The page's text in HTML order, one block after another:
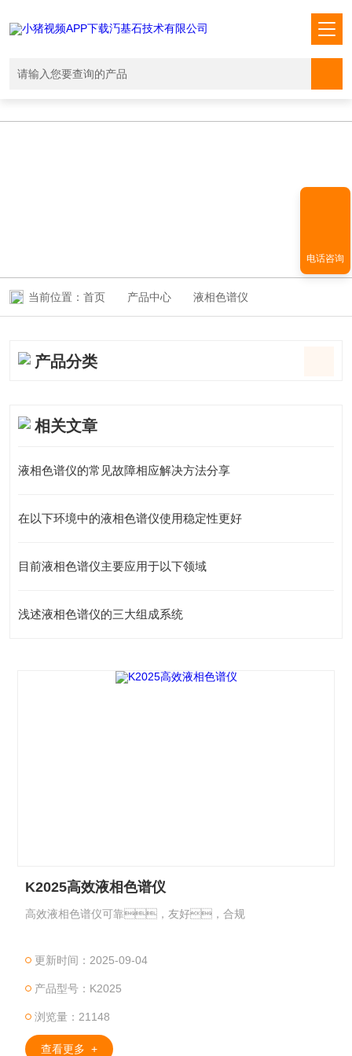
当前位置： 首页 产品中心 液相色谱仪
产品分类
相关文章
液相色谱仪的常见故障相应解决方法分享
在以下环境中的液相色谱仪使用稳定性更好
目前液相色谱仪主要应用于以下领域
浅述液相色谱仪的三大组成系统
K2025高效液相色谱仪
高效液相色谱仪可靠，友好，合规
更新时间：2025-09-04
产品型号：K2025
浏览量：21148
查看更多 +
电话咨询